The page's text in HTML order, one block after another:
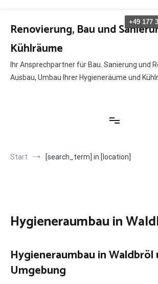
Inhalt
springen
Renovierung, Bau und
Kühlräume
Ihr Ansprechpartner für Bau. Sanierung und
Ausbau, Umbau Ihrer Hygieneräume und
Start [search_term] in [location]
Hygieneraumbau in
Hygieneraumbau in Waldbröl
Umgebung
+49 177